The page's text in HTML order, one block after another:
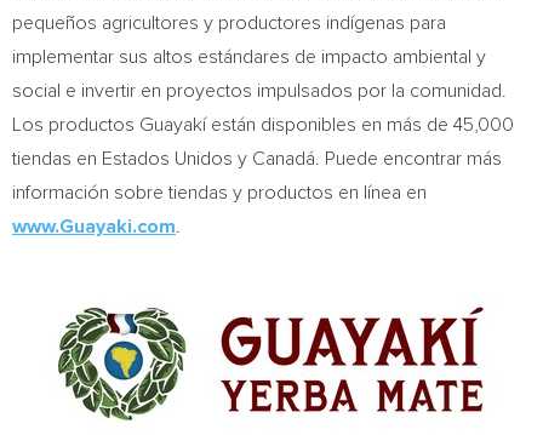
pequeños agricultores y productores indígenas para
implementar sus altos estándares de impacto ambiental y
social e invertir en proyectos impulsados por la comunidad.
Los productos Guayakí están disponibles en más de 45,000
tiendas en Estados Unidos y Canadá. Puede encontrar más
información sobre tiendas y productos en línea en
www.Guayaki.com